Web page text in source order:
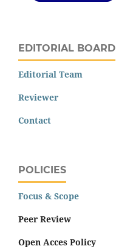
EDITORIAL BOARD
Editorial Team
Reviewer
Contact
POLICIES
Focus & Scope
Peer Review
Open Acces Policy